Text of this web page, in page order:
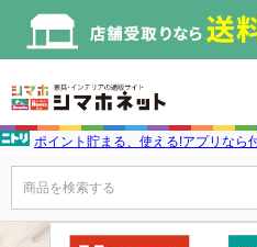
ポイント貯まる、使える!アプリなら
商品を検索する